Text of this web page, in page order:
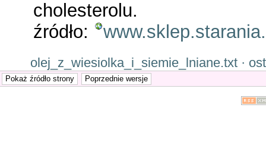
cholesterolu.
źródło:
olej_z_wiesiolka_i_siemie_lniane.txt ·